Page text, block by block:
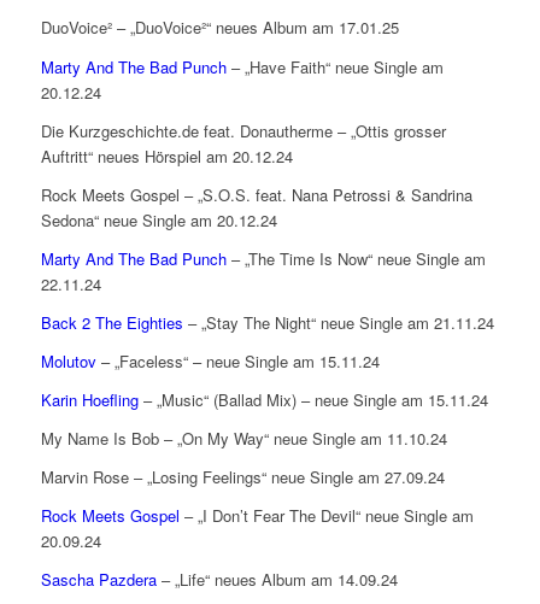
DuoVoice² – „DuoVoice²“ neues Album am 17.01.25
Marty And The Bad Punch– „Have Faith“ neue Single am
20.12.24
Die Kurzgeschichte.de feat. Donautherme – „Ottis grosser
Auftritt“ neues Hörspiel am 20.12.24
Rock Meets Gospel – „S.O.S. feat. Nana Petrossi & Sandrina
Sedona“ neue Single am 20.12.24
Marty And The Bad Punch– „The Time Is Now“ neue Single am
22.11.24
Back 2 The Eighties – „Stay The Night“ neue Single am 21.11.24
Molutov – „Faceless“ – neue Single am 15.11.24
Karin Hoefling– „Music“ (Ballad Mix) – neue Single am 15.11.24
My Name Is Bob – „On My Way“ neue Single am 11.10.24
Marvin Rose – „Losing Feelings“ neue Single am 27.09.24
Rock Meets Gospel – „I Don’t Fear The Devil“ neue Single am
20.09.24
Sascha Pazdera– „Life“ neues Album am 14.09.24